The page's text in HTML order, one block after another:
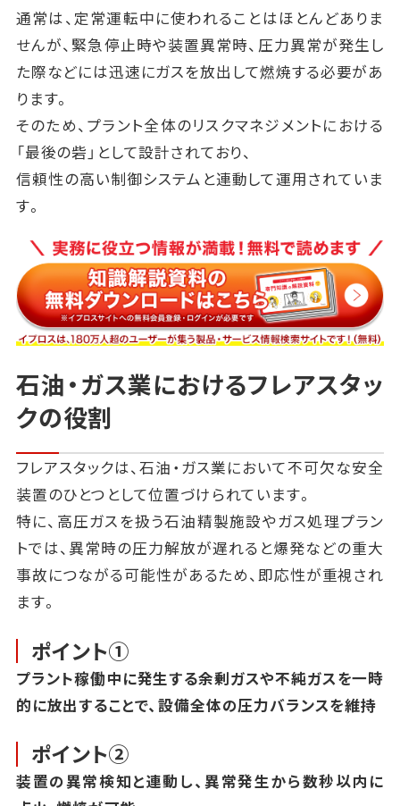
通常は、定常運転中に使われることはほとんどありま
せんが、緊急停止時や装置異常時、圧力異常が発生し
た際などには迅速にガスを放出して燃焼する必要があ
ります。
そのため、プラント全体のリスクマネジメントにおける
「最後の砦」として設計されており、
信頼性の高い制御システムと連動して運用されていま
す。
石油・ガス業におけるフレアスタッ
クの役割
フレアスタックは、石油・ガス業において不可欠な安全
装置のひとつとして位置づけられています。
特に、高圧ガスを扱う石油精製施設やガス処理プラン
トでは、異常時の圧力解放が遅れると爆発などの重大
事故につながる可能性があるため、即応性が重視され
ます。
ポイント①
プラント稼働中に発生する余剰ガスや不純ガスを一時
的に放出することで、設備全体の圧力バランスを維持
ポイント②
装置の異常検知と連動し、異常発生から数秒以内に